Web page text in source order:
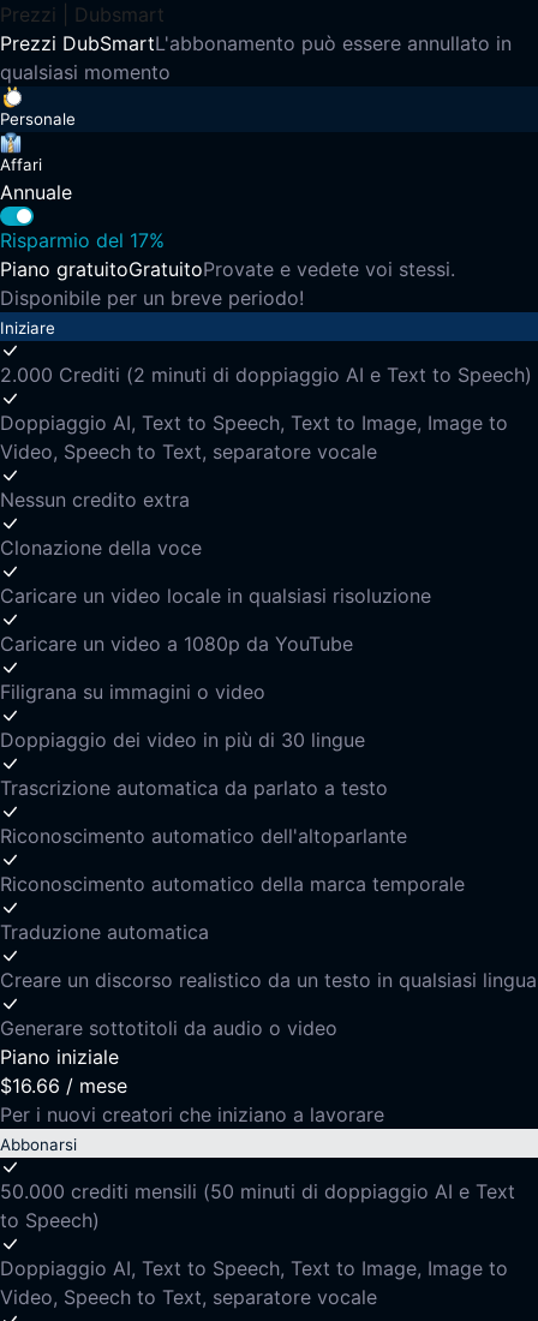
Prezzi | Dubsmart
Prezzi DubSmartL'abbonamento può essere annullato in
qualsiasi momento
Personale
Affari
Annuale
Risparmio del 17%
Piano gratuitoGratuitoProvate e vedete voi stessi.
Disponibile per un breve periodo!
Iniziare
2.000 Crediti (2 minuti di doppiaggio AI e Text to Speech)
Doppiaggio AI, Text to Speech, Text to Image, Image to
Video, Speech to Text, separatore vocale
Nessun credito extra
Clonazione della voce
Caricare un video locale in qualsiasi risoluzione
Caricare un video a 1080p da YouTube
Filigrana su immagini o video
Doppiaggio dei video in più di 30 lingue
Trascrizione automatica da parlato a testo
Riconoscimento automatico dell'altoparlante
Riconoscimento automatico della marca temporale
Traduzione automatica
Creare un discorso realistico da un testo in qualsiasi lingua
Generare sottotitoli da audio o video
Piano iniziale
$16.66 / mese
Per i nuovi creatori che iniziano a lavorare
Abbonarsi
50.000 crediti mensili (50 minuti di doppiaggio AI e Text
to Speech)
Doppiaggio AI, Text to Speech, Text to Image, Image to
Video, Speech to Text, separatore vocale